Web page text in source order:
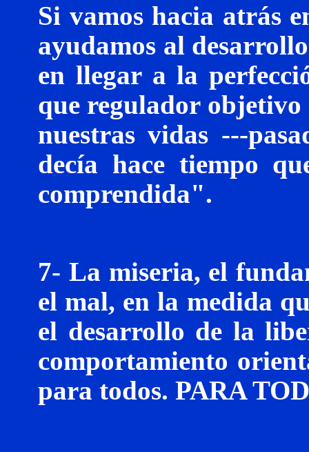
Si vamos hacia atrás
ayudamos al
en llegar a la
que regulador objetivo
nuestras vidas ---
decía hace tiempo
comprendida".
7- La miseria, el
el mal, en la medida
el desarrollo de la
comportamiento
para todos. PARA